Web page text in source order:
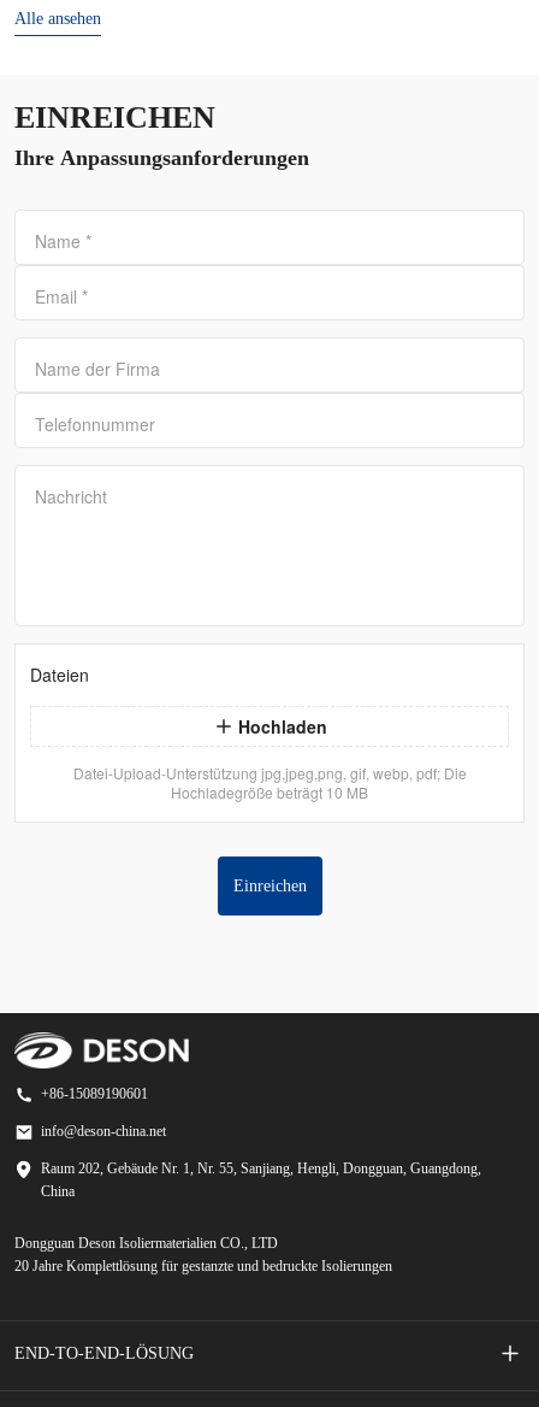
Alle ansehen
EINREICHEN
Ihre Anpassungsanforderungen
Name *
Email *
Name der Firma
Telefonnummer
Nachricht
Dateien
Hochladen
Datei-Upload-Unterstützung jpg,jpeg,png, gif, webp, pdf; Die
Hochladegröße beträgt 10 MB
Einreichen
+86-15089190601
info@deson-china.net
Raum 202, Gebäude Nr. 1, Nr. 55, Sanjiang, Hengli, Dongguan, Guangdong,
China
Dongguan Deson Isoliermaterialien CO., LTD
20 Jahre Komplettlösung für gestanzte und bedruckte Isolierungen
END-TO-END-LÖSUNG